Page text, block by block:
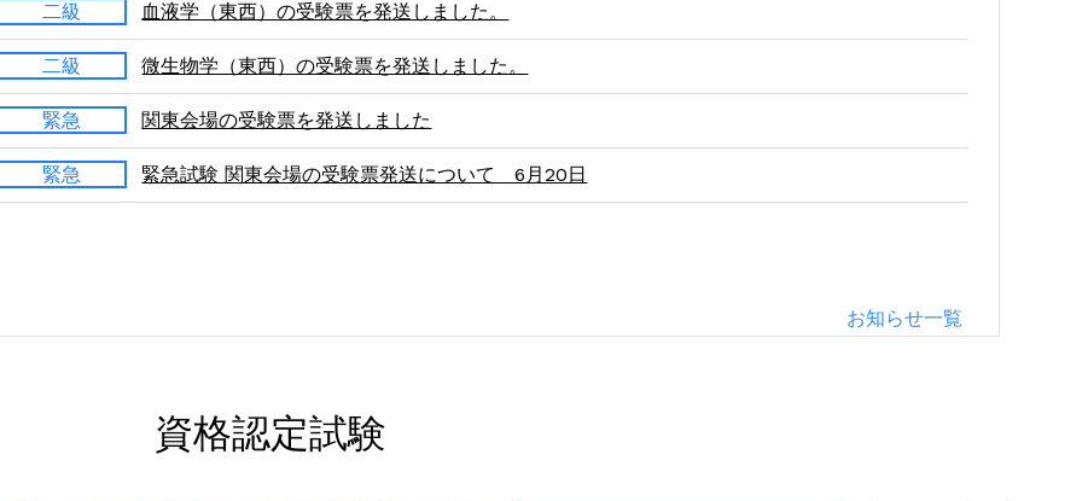
二級 血液学（東西）の受験票を発送しました。
二級 微生物学（東西）の受験票を発送しました。
緊急 関東会場の受験票を発送しました
緊急 緊急試験 関東会場の受験票発送について 6月20日
お知らせ一覧
資格認定試験